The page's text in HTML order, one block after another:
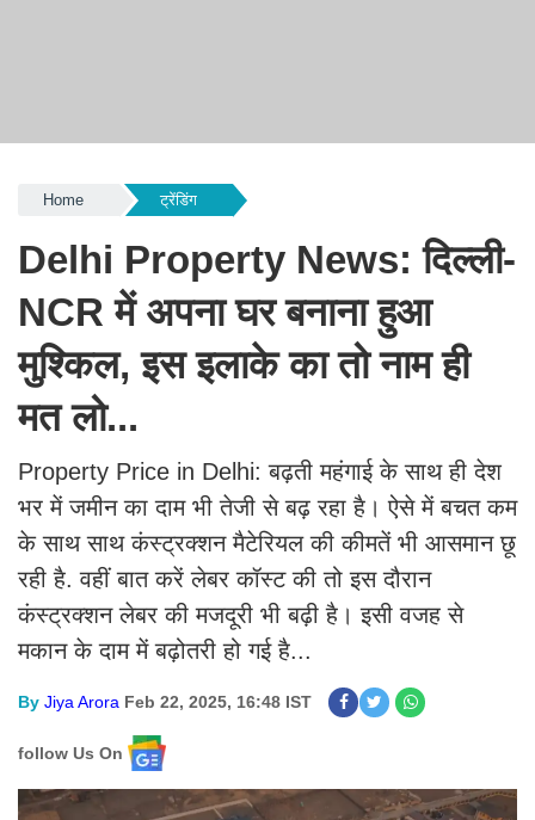
Home ट्रेंडिंग
Delhi Property News: दिल्ली-
NCR में अपना घर बनाना हुआ
मुश्किल, इस इलाके का तो नाम ही
मत लो...
Property Price in Delhi: बढ़ती महंगाई के साथ ही देश
भर में जमीन का दाम भी तेजी से बढ़ रहा है। ऐसे में बचत कम
के साथ साथ कंस्ट्रक्शन मैटेरियल की कीमतें भी आसमान छू
रही है. वहीं बात करें लेबर कॉस्ट की तो इस दौरान
कंस्ट्रक्शन लेबर की मजदूरी भी बढ़ी है। इसी वजह से
मकान के दाम में बढ़ोतरी हो गई है...
By Jiya Arora Feb 22, 2025, 16:48 IST
follow Us On